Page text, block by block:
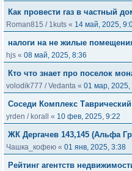
Как провести газ в частный
Roman815 / 1kuts « 14 май, 2025,
налоги на не жилые
hjs « 08 май, 2025, 8:36
Кто что знает про поселок
volodik777 /Vedanta « 01 мар, 2025,
Соседи Комплекс
yrden / korall « 10 фев, 2025, 9:22
ЖК Дергачев 143,145 (Альфа
Чашка_кофею « 01 янв, 2025, 3:38
Рейтинг агентств